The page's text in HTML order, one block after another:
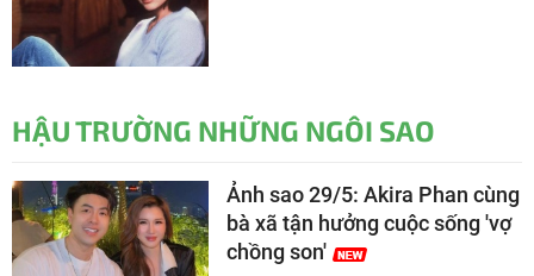
HẬU TRƯỜNG NHỮNG NGÔI SAO
Ảnh sao 29/5: Akira Phan cùng
bà xã tận hưởng cuộc sống 'vợ
chồng son'